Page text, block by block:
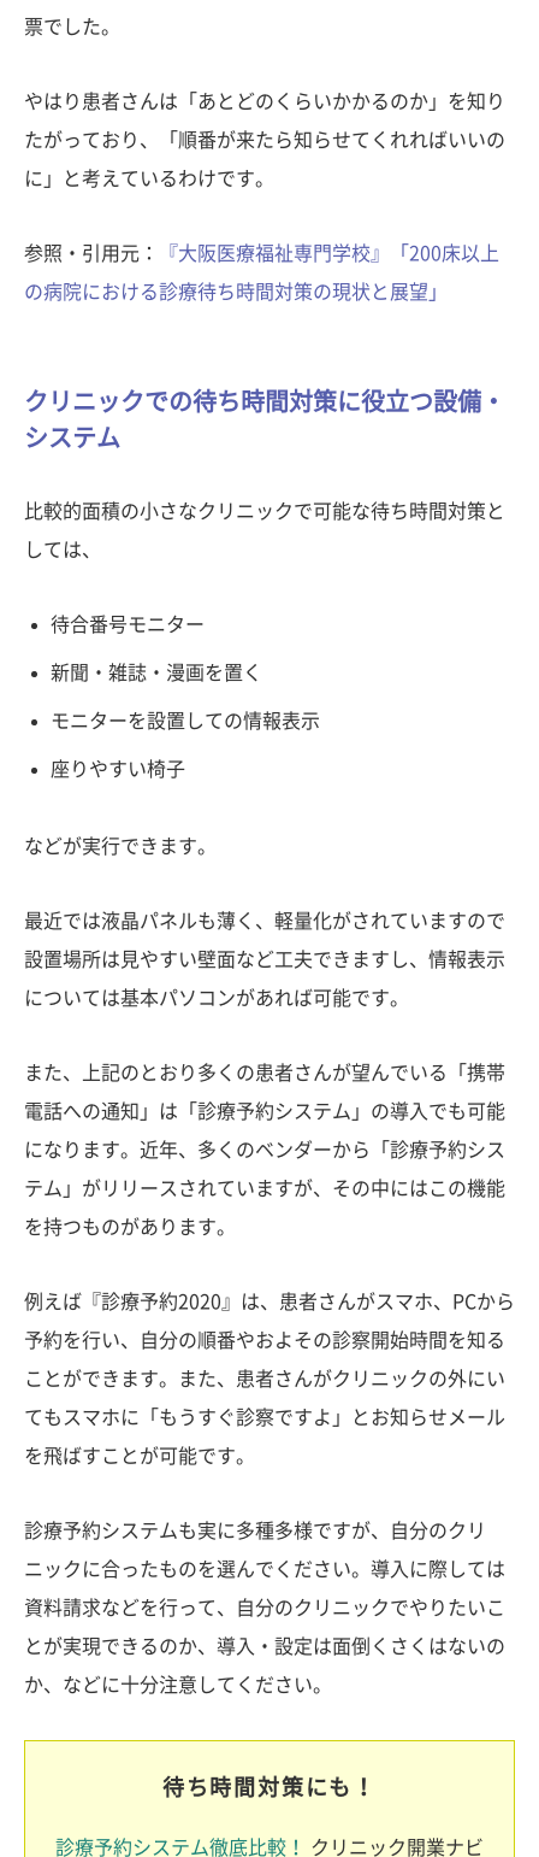
票でした。
やはり患者さんは「あとどのくらいかかるのか」を知り
たがっており、「順番が来たら知らせてくれればいいの
に」と考えているわけです。
参照・引用元：
『大阪医療福祉専門学校』「200床以上
の病院における診療待ち時間対策の現状と展望」
クリニックでの待ち時間対策に役立つ設備・
システム
比較的面積の小さなクリニックで可能な待ち時間対策と
しては、
待合番号モニター
新聞・雑誌・漫画を置く
モニターを設置しての情報表示
座りやすい椅子
などが実行できます。
最近では液晶パネルも薄く、軽量化がされていますので
設置場所は見やすい壁面など工夫できますし、情報表示
については基本パソコンがあれば可能です。
また、上記のとおり多くの患者さんが望んでいる「携帯
電話への通知」は「診療予約システム」の導入でも可能
になります。近年、多くのベンダーから「診療予約シス
テム」がリリースされていますが、その中にはこの機能
を持つものがあります。
例えば『診療予約2020』は、患者さんがスマホ、PCから
予約を行い、自分の順番やおよその診察開始時間を知る
ことができます。また、患者さんがクリニックの外にい
てもスマホに「もうすぐ診察ですよ」とお知らせメール
を飛ばすことが可能です。
診療予約システムも実に多種多様ですが、自分のクリ
ニックに合ったものを選んでください。導入に際しては
資料請求などを行って、自分のクリニックでやりたいこ
とが実現できるのか、導入・設定は面倒くさくはないの
か、などに十分注意してください。
待ち時間対策にも！
診療予約システム徹底比較！ クリニック開業ナビ